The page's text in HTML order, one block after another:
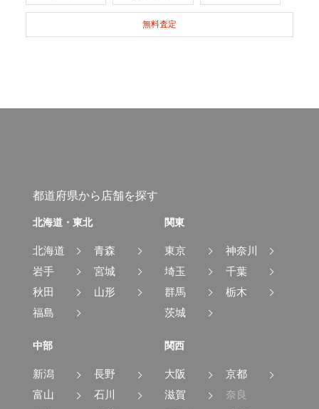
無料査定
都道府県から店舗を探す
北海道・東北
北海道
青森
岩手
宮城
秋田
山形
福島
関東
東京
神奈川
埼玉
千葉
群馬
栃木
茨城
中部
新潟
長野
富山
石川
関西
大阪
京都
滋賀
奈良